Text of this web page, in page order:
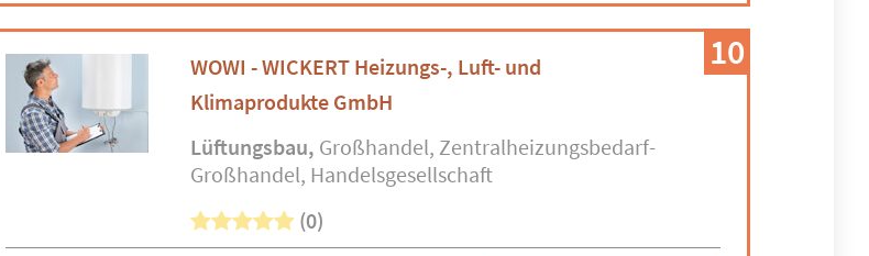
10
WOWI - WICKERT Heizungs-, Luft- und
Klimaprodukte GmbH
Lüftungsbau Großhandel Zentralheizungsbedarf-
Großhandel Handelsgesellschaft
(0)